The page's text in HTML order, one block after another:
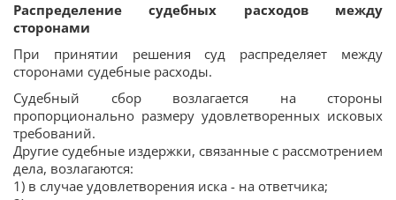
Распределение судебных расходов между
сторонами
При принятии решения суд распределяет между
сторонами судебные расходы.
Судебный сбор возлагается на стороны
пропорционально размеру удовлетворенных исковых
требований.
Другие судебные издержки, связанные с рассмотрением
дела, возлагаются:
1) в случае удовлетворения иска - на ответчика;